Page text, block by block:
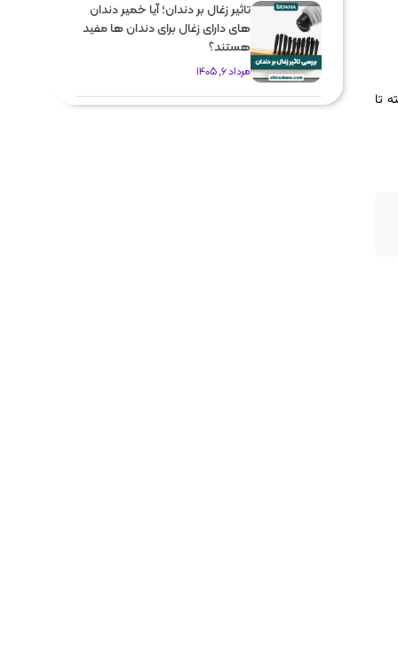
تا
تاثیر زغال بر دندان؛ آیا خمیر دندان
های دارای زغال برای دندان ها مفید
هستند؟
مرداد 6, 1405